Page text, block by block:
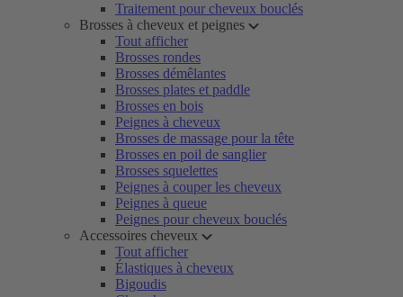
Traitement pour cheveux bouclés
Brosses à cheveux et peignes
Tout afficher
Brosses rondes
Brosses démêlantes
Brosses plates et paddle
Brosses en bois
Peignes à cheveux
Brosses de massage pour la tête
Brosses en poil de sanglier
Brosses squelettes
Peignes à couper les cheveux
Peignes à queue
Peignes pour cheveux bouclés
Accessoires cheveux
Tout afficher
Élastiques à cheveux
Bigoudis